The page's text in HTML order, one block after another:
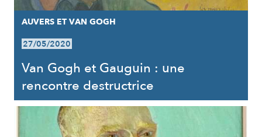
AUVERS ET VAN GOGH
27/05/2020
Van Gogh et Gauguin : une
rencontre destructrice